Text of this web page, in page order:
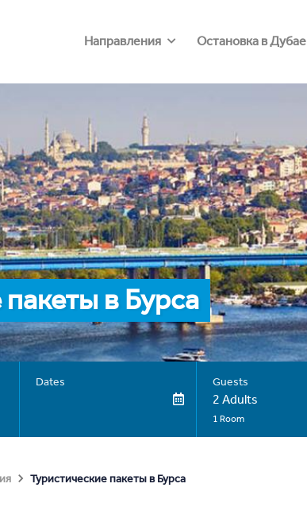
Направления Остановка в Дубае
в Бурса
Dates Guests
2 Adults
1 Room
Туристические пакеты в Бурса